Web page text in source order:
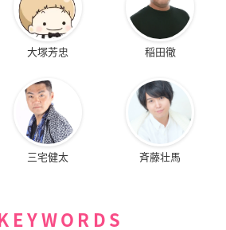
大塚芳忠 稲田徹
三宅健太 斉藤壮馬
KEYWORDS